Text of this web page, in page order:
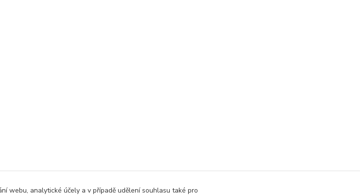
webu, analytické účely a v případě udělení souhlasu také pro